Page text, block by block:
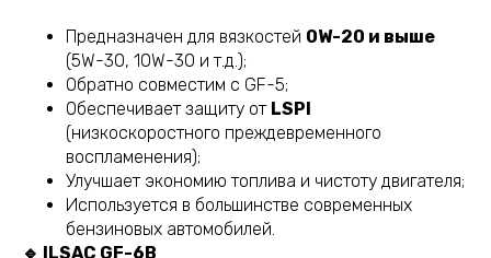
Предназначен для вязкостей 0W-20 и выше
(5W-30, 10W-30 и т.д.);
Обратно совместим с GF-5;
Обеспечивает защиту от LSPI
(низкоскоростного преждевременного
воспламенения);
Улучшает экономию топлива и чистоту двигателя;
Используется в большинстве современных
бензиновых автомобилей.
🔹 ILSAC GF-6B